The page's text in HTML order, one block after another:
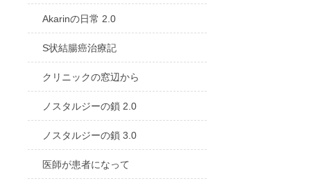
Akarinの日常 2.0
S状結腸癌治療記
クリニックの窓辺から
ノスタルジーの鎖 2.0
ノスタルジーの鎖 3.0
医師が患者になって